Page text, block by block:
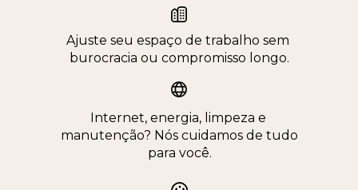
Ajuste seu espaço de trabalho sem
burocracia ou compromisso longo.
Internet, energia, limpeza e
manutenção? Nós cuidamos de tudo
para você.